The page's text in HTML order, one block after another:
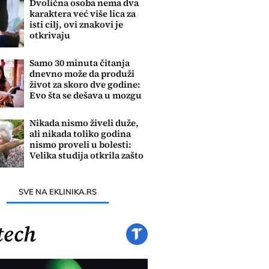
Dvolična osoba nema dva
karaktera već više lica za
isti cilj, ovi znakovi je
otkrivaju
Samo 30 minuta čitanja
dnevno može da produži
život za skoro dve godine:
Evo šta se dešava u mozgu
Nikada nismo živeli duže,
ali nikada toliko godina
nismo proveli u bolesti:
Velika studija otkrila zašto
SVE NA EKLINIKA.RS